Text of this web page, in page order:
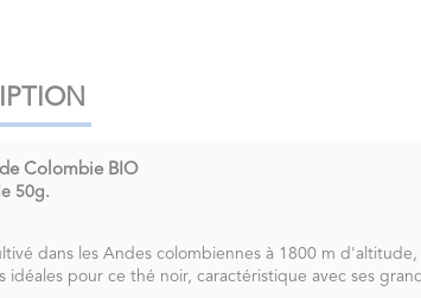
de Colombie BIO
50g.
dans les Andes colombiennes à 1800 m
idéales pour ce thé noir, caractéristique avec ses